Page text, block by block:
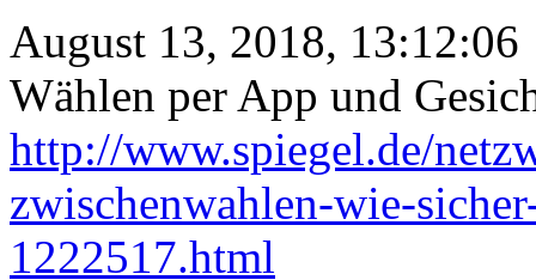
August 13, 2018, 13:12:06
Wählen per App und
http://www.spiegel.de/
zwischenwahlen-wie-
1222517.html